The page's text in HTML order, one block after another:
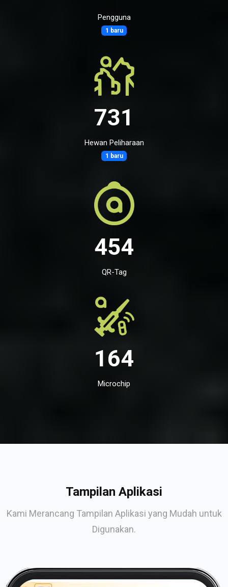
Pengguna
1 baru
731
Hewan Peliharaan
1 baru
454
QR-Tag
164
Microchip
Tampilan Aplikasi
Kami Merancang Tampilan Aplikasi yang Mudah untuk
Digunakan.